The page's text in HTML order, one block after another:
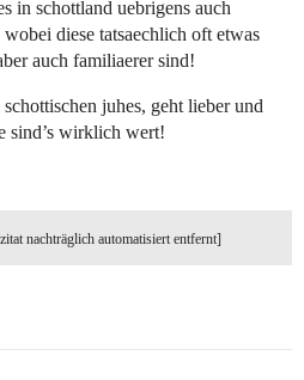
in schottland uebrigens auch
diese tatsaechlich oft etwas
auch familiaerer sind!
juhes, geht lieber und
sind’s wirklich wert!
nachträglich automatisiert entfernt]